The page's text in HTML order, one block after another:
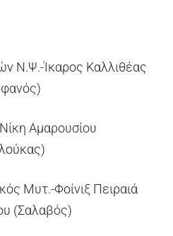
Ν.Ψ.-Ίκαρος Καλλιθέας
Αμαρουσίου
Μυτ.-Φοίνιξ Πειραιά
(Σαλαβός)